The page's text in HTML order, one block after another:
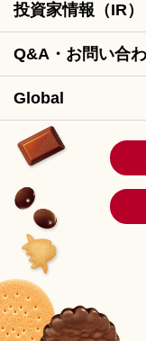
投資家情報（IR）
Q&A・お問い合
Global